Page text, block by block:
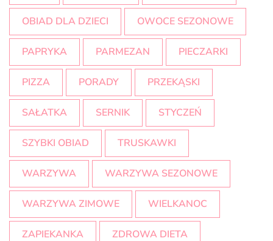
OBIAD DLA DZIECI OWOCE SEZONOWE
PAPRYKA PARMEZAN PIECZARKI
PIZZA PORADY PRZEKĄSKI
SAŁATKA SERNIK STYCZEŃ
SZYBKI OBIAD TRUSKAWKI
WARZYWA WARZYWA SEZONOWE
WARZYWA ZIMOWE WIELKANOC
ZAPIEKANKA ZDROWA DIETA